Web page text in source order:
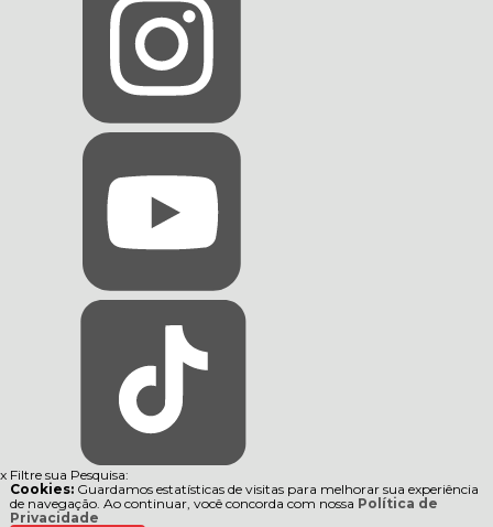
x Filtre sua Pesquisa:
Cookies: Guardamos estatísticas de visitas para melhorar sua experiência
de navegação. Ao continuar, você concorda com nossa Política de
Privacidade